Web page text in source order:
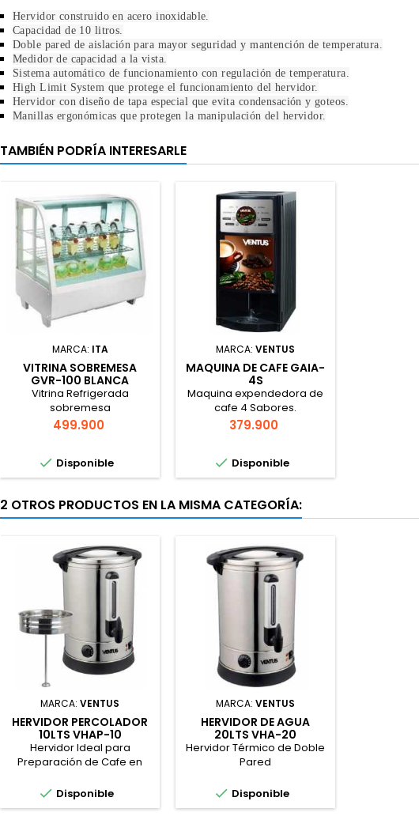
Hervidor construido en acero inoxidable.
Capacidad de 10 litros.
Doble pared de aislación para mayor seguridad y mantención de temperatura.
Medidor de capacidad a la vista.
Sistema automático de funcionamiento con regulación de temperatura.
High Limit System que protege el funcionamiento del hervidor.
Hervidor con diseño de tapa especial que evita condensación y goteos.
Manillas ergonómicas que protegen la manipulación del hervidor.
TAMBIÉN PODRÍA INTERESARLE
MARCA: ITA
VITRINA SOBREMESA
GVR-100 BLANCA
Vitrina Refrigerada
sobremesa
Precio
499.900
 Disponible
MARCA: VENTUS
MAQUINA DE CAFE GAIA-
4S
Maquina expendedora de
cafe 4 Sabores.
Precio
379.900
 Disponible
2 OTROS PRODUCTOS EN LA MISMA CATEGORÍA:
MARCA: VENTUS
HERVIDOR PERCOLADOR
10LTS VHAP-10
Hervidor Ideal para
Preparación de Cafe en
 Disponible
MARCA: VENTUS
HERVIDOR DE AGUA
20LTS VHA-20
Hervidor Térmico de Doble
Pared
 Disponible